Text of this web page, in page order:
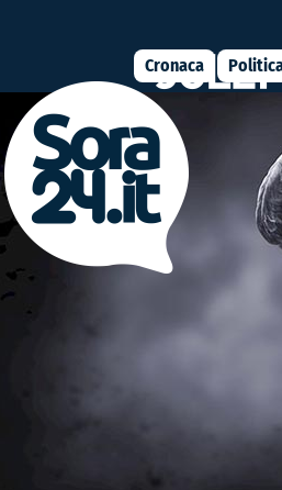
Cronaca